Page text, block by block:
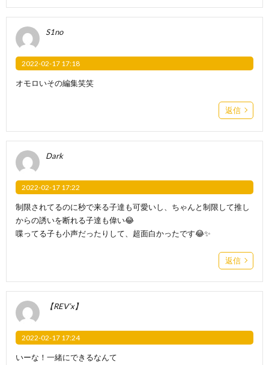
S1no
2022-02-17 17:18
オモロいその編集笑笑
返信
Dark
2022-02-17 17:22
制限されてるのに秒で来る子達も可愛いし、ちゃんと制限して推し
からの誘いを断れる子達も偉い😂
喋ってる子も小声だったりして、超面白かったです😂✨
返信
【REV’x】
2022-02-17 17:24
いーな！一緒にできるなんて